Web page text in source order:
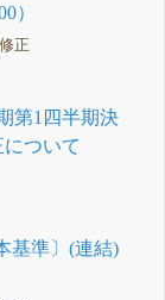
）
正
第1四半期決
ついて
基準〕(連結)